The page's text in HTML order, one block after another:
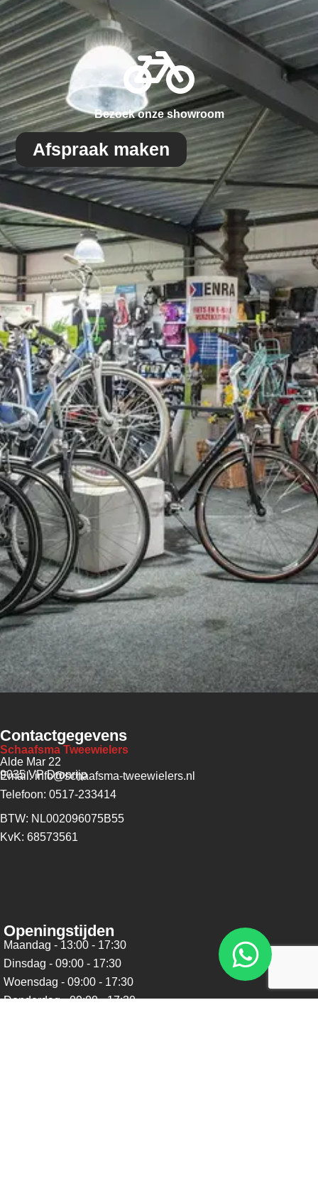
Bezoek onze showroom
Afspraak maken
Contactgegevens
Schaafsma Tweewielers
Alde Mar 22
9035 VP Dronrijp
Email: info@schaafsma-tweewielers.nl
Telefoon: 0517-233414
BTW: NL002096075B55
KvK: 68573561
Openingstijden
Maandag - 13:00 - 17:30
Dinsdag - 09:00 - 17:30
Woensdag - 09:00 - 17:30
Donderdag - 09:00 - 17:30